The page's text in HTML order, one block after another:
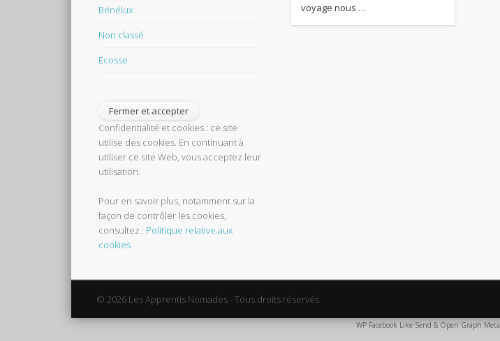
voyage nous …
Bénélux
Non classé
Ecosse
Confidentialité et cookies : ce site
utilise des cookies. En continuant à
utiliser ce site Web, vous acceptez leur
utilisation.
Pour en savoir plus, notamment sur la
façon de contrôler les cookies,
consultez : Politique relative aux
cookies
© 2026 Les Apprentis Nomades - Tous droits réservés
WP Facebook Like Send & Open Graph Meta